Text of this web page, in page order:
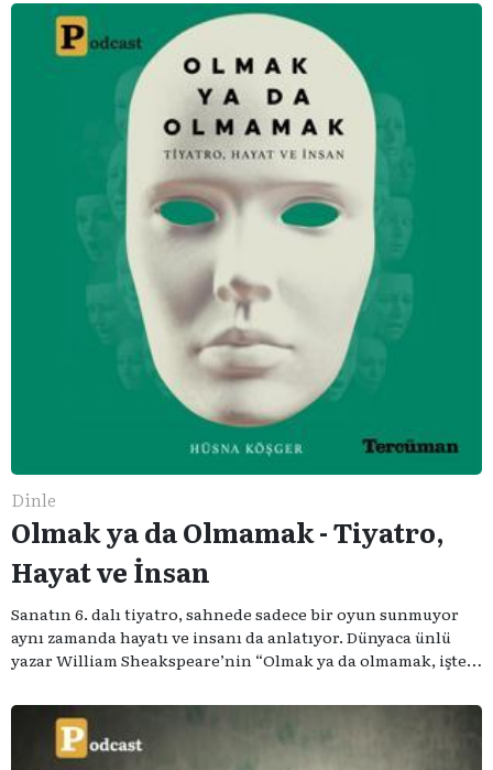
Dinle
Olmak ya da Olmamak - Tiyatro,
Hayat ve İnsan
Sanatın 6. dalı tiyatro, sahnede sadece bir oyun sunmuyor
aynı zamanda hayatı ve insanı da anlatıyor. Dünyaca ünlü
yazar William Sheakspeare’nin “Olmak ya da olmamak, işte
serimizde; tiyatroyu, alanının uzman isimleriyle
konuşuyoruz..